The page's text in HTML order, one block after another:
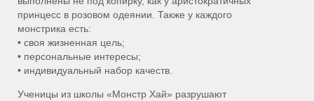
принцесс в розовом одеянии. Также у каждого
монстрика есть:
• своя жизненная цель;
• персональные интересы;
• индивидуальный набор качеств.
Ученицы из школы «Монстр Хай» разрушают